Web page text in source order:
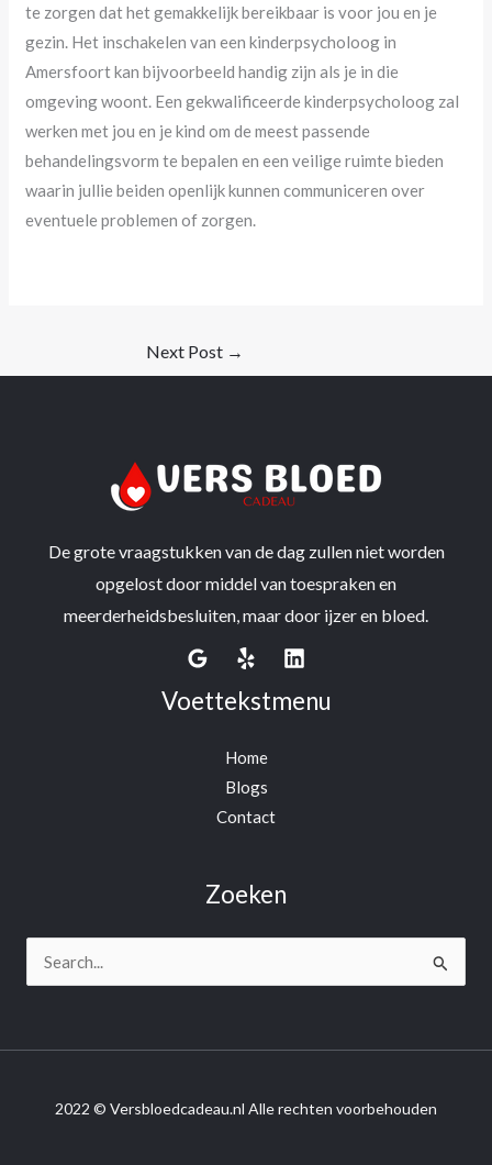
te zorgen dat het gemakkelijk bereikbaar is voor jou en je
gezin. Het inschakelen van een kinderpsycholoog in
Amersfoort kan bijvoorbeeld handig zijn als je in die
omgeving woont. Een gekwalificeerde kinderpsycholoog zal
werken met jou en je kind om de meest passende
behandelingsvorm te bepalen en een veilige ruimte bieden
waarin jullie beiden openlijk kunnen communiceren over
eventuele problemen of zorgen.
Next Post →
De grote vraagstukken van de dag zullen niet worden
opgelost door middel van toespraken en
meerderheidsbesluiten, maar door ijzer en bloed.
Voettekstmenu
Home
Blogs
Contact
Zoeken
Search
2022 © Versbloedcadeau.nl Alle rechten voorbehouden